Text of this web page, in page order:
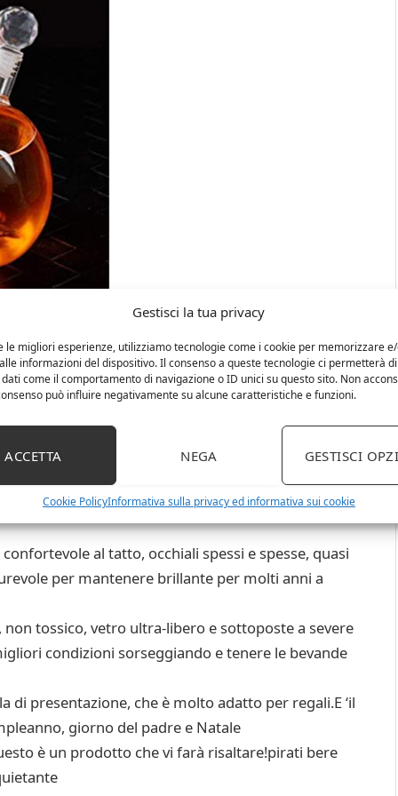
Gestisci la tua privacy
le migliori esperienze, utilizziamo tecnologie come i cookie per memorizzare
informazioni del dispositivo. Il consenso a queste tecnologie ci permetterà di
come il comportamento di navigazione o ID unici su questo sito. Non
può influire negativamente su alcune caratteristiche e funzioni.
ACCETTA NEGA GESTISCI
Cookie PolicyInformativa sulla privacy ed informativa sui cookie
cristallo di prima scelta con un affascinante pala
una base in gomma per mantenere il vostro spirito
al tatto, occhiali spessi e spesse, quasi
per mantenere brillante per molti anni a
tossico, vetro ultra-libero e sottoposte a severe
condizioni sorseggiando e tenere le bevande
di presentazione, che è molto adatto per regali.E ‘il
giorno del padre e Natale
è un prodotto che vi farà risaltare!pirati bere